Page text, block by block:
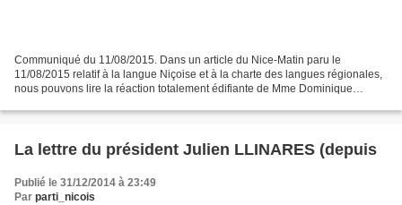
Communiqué du 11/08/2015. Dans un article du Nice-Matin paru le
11/08/2015 relatif à la langue Niçoise et à la charte des langues régionales,
nous pouvons lire la réaction totalement édifiante de Mme Dominique
La lettre du président Julien LLINARES (depuis
Publié le 31/12/2014 à 23:49
Par parti_nicois